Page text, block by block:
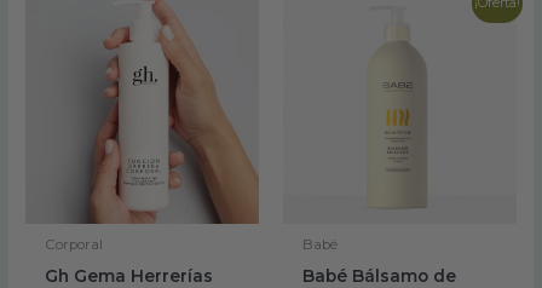
Corporal
Gh Gema Herrerías
Babé
Babé Bálsamo de
es: